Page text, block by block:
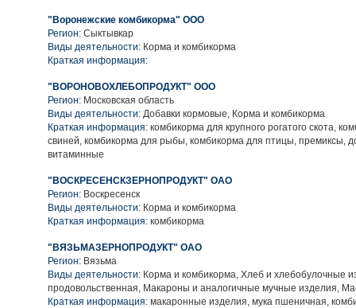
"Воронежские комбикорма" ООО
Регион: Сыктывкар
Виды деятельности: Корма и комбикорма
Краткая информация:
"ВОРОНОВОХЛЕБОПРОДУКТ" ООО
Регион: Московская область
Виды деятельности: Добавки кормовые, Корма и комбикорма
Краткая информация: комбикорма для крупного рогатого скота,
свиней, комбикорма для рыбы, комбикорма для птицы, премиксы,
витаминные
"ВОСКРЕСЕНСКЗЕРНОПРОДУКТ" ОАО
Регион: Воскресенск
Виды деятельности: Корма и комбикорма
Краткая информация: комбикорма
"ВЯЗЬМАЗЕРНОПРОДУКТ" ОАО
Регион: Вязьма
Виды деятельности: Корма и комбикорма, Хлеб и хлебобулочные
продовольственная, Макароны и аналогичные мучные изделия,
Краткая информация: макаронные изделия, мука пшеничная,